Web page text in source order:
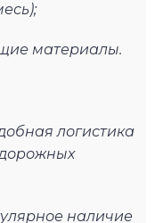
материалы.
логистика
наличие